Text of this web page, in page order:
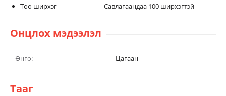
Тоо ширхэг Савлагаандаа 100 ширхэгтэй
Онцлох мэдээлэл
Өнгө: Цагаан
Тааг